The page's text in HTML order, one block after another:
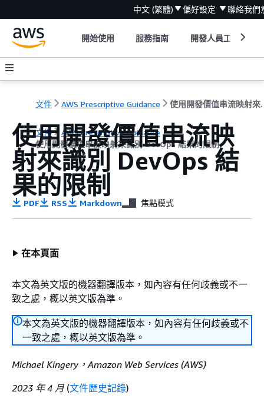
中文 (繁體) 偏好設定 聯絡我們
開始使用 服務指南 開發人員工具
文件 AWS Prescriptive Guidance 使用開發價
文件
AWS Prescriptive Guidance
使用開發價值串流映射來識別 DevOps 結果的限制
使用開發價值串流映
射來識別 DevOps 結
果的限制
PDF RSS Markdown 焦點模式
在本頁面
本文為英文版的機器翻譯版本，如內容有任何歧義或不一
致之處，概以英文版為準。
本文為英文版的機器翻譯版本，如內容有任何歧義或不
一致之處，概以英文版為準。
Michael Kingery，Amazon Web Services (AWS)
2023 年 4 月(文件歷史記錄)